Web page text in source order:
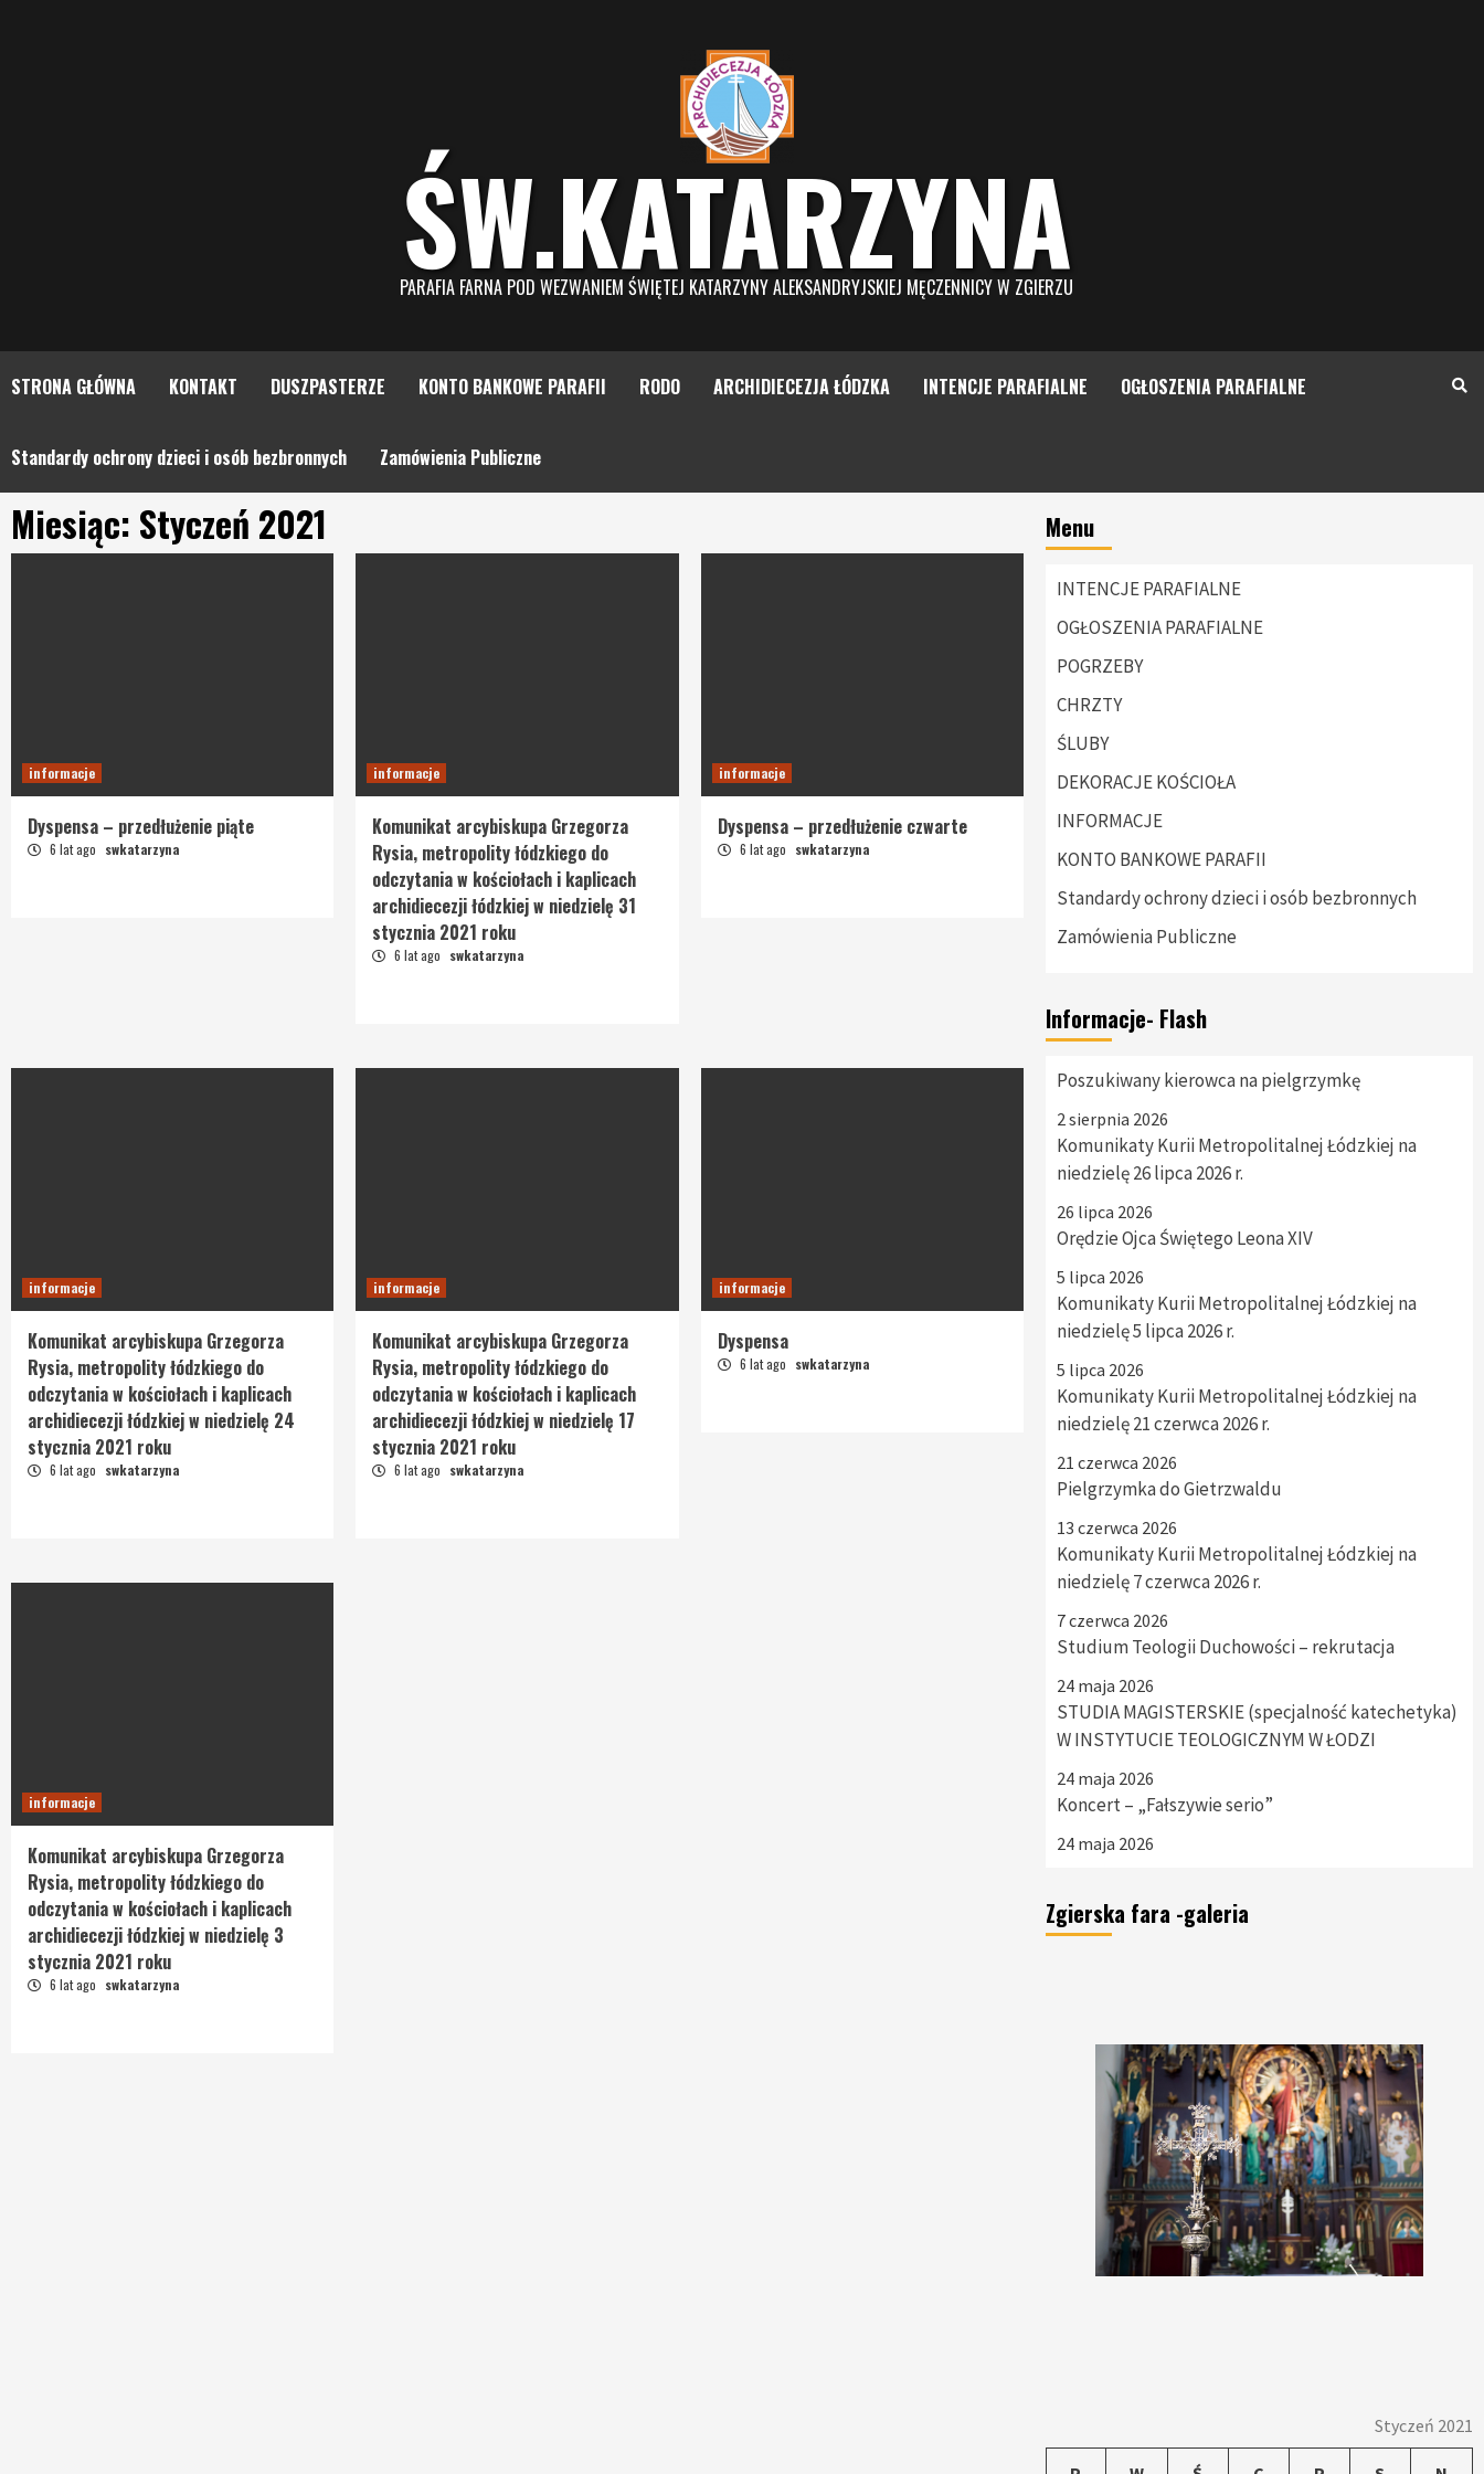
ŚW.KATARZYNA
PARAFIA FARNA POD WEZWANIEM ŚWIĘTEJ KATARZYNY ALEKSANDRYJSKIEJ MĘCZENNICY W ZGIERZU
STRONA GŁÓWNA KONTAKT DUSZPASTERZE KONTO BANKOWE PARAFII RODO ARCHIDIECEZJA ŁÓDZKA INTENCJE PARAFIALNE OGŁOSZENIA PARAFIALNE
Standardy ochrony dzieci i osób bezbronnych Zamówienia Publiczne
Miesiąc: Styczeń 2021
informacje
Dyspensa – przedłużenie piąte
6 lat ago swkatarzyna
informacje
Komunikat arcybiskupa Grzegorza
Rysia, metropolity łódzkiego do
odczytania w kościołach i kaplicach
archidiecezji łódzkiej w niedzielę 31
stycznia 2021 roku
6 lat ago swkatarzyna
informacje
Dyspensa – przedłużenie czwarte
6 lat ago swkatarzyna
informacje
Komunikat arcybiskupa Grzegorza
Rysia, metropolity łódzkiego do
odczytania w kościołach i kaplicach
archidiecezji łódzkiej w niedzielę 24
stycznia 2021 roku
6 lat ago swkatarzyna
informacje
Komunikat arcybiskupa Grzegorza
Rysia, metropolity łódzkiego do
odczytania w kościołach i kaplicach
archidiecezji łódzkiej w niedzielę 17
stycznia 2021 roku
6 lat ago swkatarzyna
informacje
Dyspensa
6 lat ago swkatarzyna
informacje
Komunikat arcybiskupa Grzegorza
Rysia, metropolity łódzkiego do
odczytania w kościołach i kaplicach
archidiecezji łódzkiej w niedzielę 3
stycznia 2021 roku
6 lat ago swkatarzyna
Menu
INTENCJE PARAFIALNE
OGŁOSZENIA PARAFIALNE
POGRZEBY
CHRZTY
ŚLUBY
DEKORACJE KOŚCIOŁA
INFORMACJE
KONTO BANKOWE PARAFII
Standardy ochrony dzieci i osób bezbronnych
Zamówienia Publiczne
Informacje- Flash
Poszukiwany kierowca na pielgrzymkę
2 sierpnia 2026
Komunikaty Kurii Metropolitalnej Łódzkiej na
niedzielę 26 lipca 2026 r.
26 lipca 2026
Orędzie Ojca Świętego Leona XIV
5 lipca 2026
Komunikaty Kurii Metropolitalnej Łódzkiej na
niedzielę 5 lipca 2026 r.
5 lipca 2026
Komunikaty Kurii Metropolitalnej Łódzkiej na
niedzielę 21 czerwca 2026 r.
21 czerwca 2026
Pielgrzymka do Gietrzwaldu
13 czerwca 2026
Komunikaty Kurii Metropolitalnej Łódzkiej na
niedzielę 7 czerwca 2026 r.
7 czerwca 2026
Studium Teologii Duchowości – rekrutacja
24 maja 2026
STUDIA MAGISTERSKIE (specjalność katechetyka)
W INSTYTUCIE TEOLOGICZNYM W ŁODZI
24 maja 2026
Koncert – „Fałszywie serio”
24 maja 2026
Zgierska fara -galeria
Styczeń 2021